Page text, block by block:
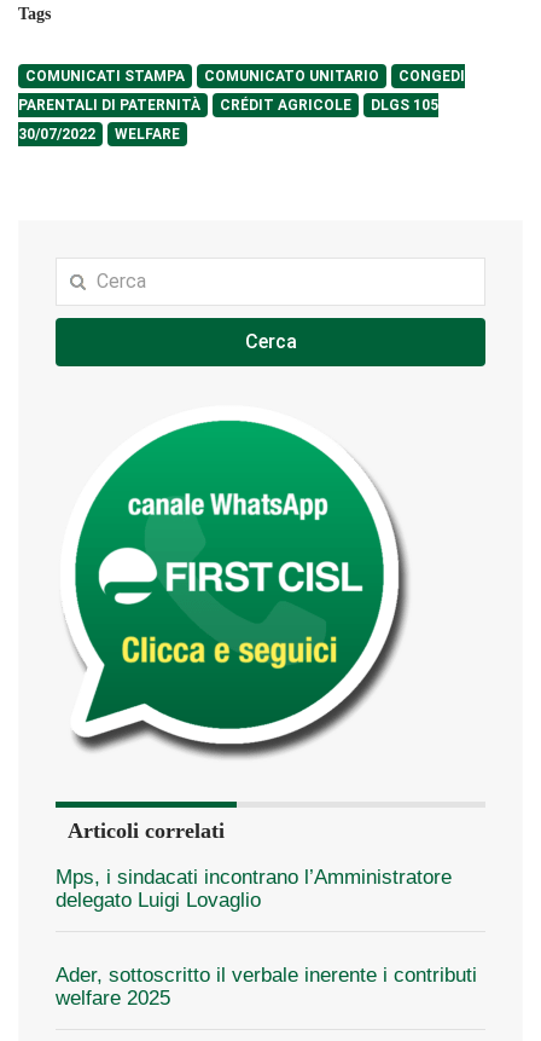
Tags
COMUNICATI STAMPA COMUNICATO UNITARIO
CONGEDI
PARENTALI DI PATERNITÀ
CRÉDIT AGRICOLE
DLGS 105
30/07/2022
WELFARE
Cerca
Articoli correlati
Mps, i sindacati incontrano l’Amministratore
delegato Luigi Lovaglio
Ader, sottoscritto il verbale inerente i contributi
welfare 2025